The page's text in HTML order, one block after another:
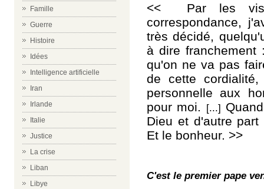
Famille
Guerre
Histoire
Idées
Intelligence artificielle
Iran
Irlande
Italie
Justice
La crise
Liban
Libye
<< Par les
correspondance,
très décidé,
à dire
qu'on ne va pas
de cette
personnelle aux
pour moi. [...]
Dieu et d'autre
Et le bonheur. >>
C'est le premier pape